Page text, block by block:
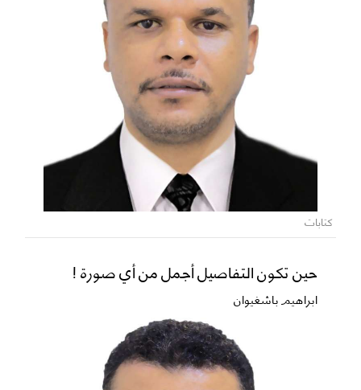
كتابات
حين تكون التفاصيل أجمل من أي صورة !
ابراهيم باشغيوان